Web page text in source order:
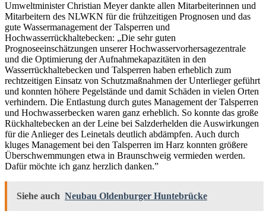
Umweltminister Christian Meyer dankte allen Mitarbeiterinnen und
Mitarbeitern des NLWKN für die frühzeitigen Prognosen und das
gute Wassermanagement der Talsperren und
Hochwasserrückhaltebecken: „Die sehr guten
Prognoseeinschätzungen unserer Hochwasservorhersagezentrale
und die Optimierung der Aufnahmekapazitäten in den
Wasserrückhaltebecken und Talsperren haben erheblich zum
rechtzeitigen Einsatz von Schutzmaßnahmen der Unterlieger geführt
und konnten höhere Pegelstände und damit Schäden in vielen Orten
verhindern. Die Entlastung durch gutes Management der Talsperren
und Hochwasserbecken waren ganz erheblich. So konnte das große
Rückhaltebecken an der Leine bei Salzderhelden die Auswirkungen
für die Anlieger des Leinetals deutlich abdämpfen. Auch durch
kluges Management bei den Talsperren im Harz konnten größere
Überschwemmungen etwa in Braunschweig vermieden werden.
Dafür möchte ich ganz herzlich danken.”
Siehe auch Neubau Oldenburger Huntebrücke